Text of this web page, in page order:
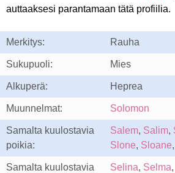
auttaaksesi parantamaan tätä profiilia.
Merkitys: Rauha
Sukupuoli: Mies
Alkuperä: Heprea
Muunnelmat: Solomon
Samalta kuulostavia
poikia:
Salem, Salim,
Slone, Sloane,
Samalta kuulostavia
Selina, Selma,